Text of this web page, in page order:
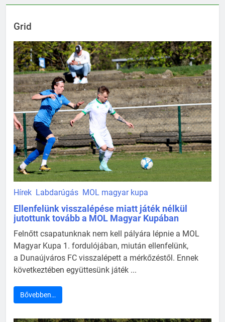
Grid
Hírek Labdarúgás MOL magyar kupa
Ellenfelünk visszalépése miatt játék nélkül
jutottunk tovább a MOL Magyar Kupában
Felnőtt csapatunknak nem kell pályára lépnie a MOL
Magyar Kupa 1. fordulójában, miután ellenfelünk,
a Dunaújváros FC visszalépett a mérkőzéstől. Ennek
következtében együttesünk játék ...
Bővebben…